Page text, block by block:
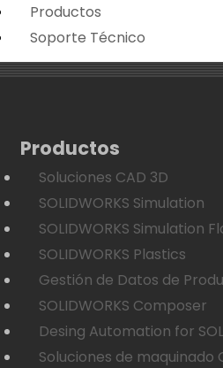
Productos
Soporte Técnico
Productos
Soluciones CAD 3D
SOLIDWORKS Simulation
SOLIDWORKS Simulation
SOLIDWORKS Plastics
Gestión de Datos de
SOLIDWORKS Composer
Desing Automation for
Soluciones de maquinado